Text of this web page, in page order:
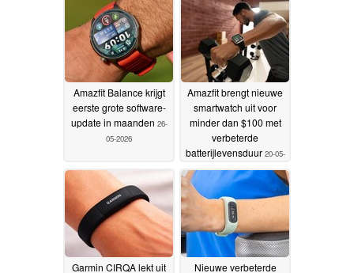
Amazfit Balance krijgt
eerste grote software-
update in maanden 26-
05-2026
Amazfit brengt nieuwe
smartwatch uit voor
minder dan $100 met
verbeterde
batterijlevensduur 20-05-
2026
Garmin CIRQA lekt uit
Nieuwe verbeterde